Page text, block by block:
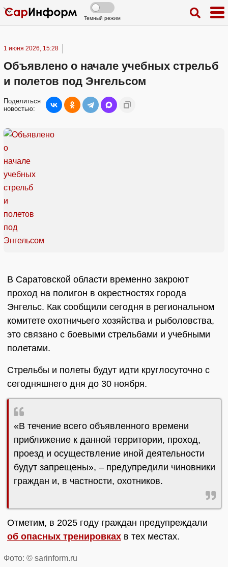
Темный режим
1 июня 2026, 15:28
Объявлено о начале учебных стрельб
и полетов под Энгельсом
Поделиться
новостью:
В Саратовской области временно закроют
проход на полигон в окрестностях города
Энгельс. Как сообщили сегодня в региональном
комитете охотничьего хозяйства и рыболовства,
это связано с боевыми стрельбами и учебными
полетами.
Стрельбы и полеты будут идти круглосуточно с
сегодняшнего дня до 30 ноября.
«В течение всего объявленного времени
приближение к данной территории, проход,
проезд и осуществление иной деятельности
будут запрещены», – предупредили чиновники
граждан и, в частности, охотников.
Отметим, в 2025 году граждан предупреждали
об опасных тренировках в тех местах.
Фото: © sarinform.ru